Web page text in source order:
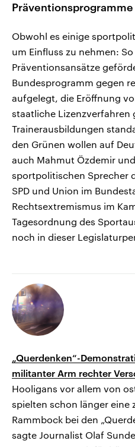
Obwohl es einige
um Einfluss zu nehmen:
Präventionsansätze
Bundesprogramm gegen
aufgelegt, die Eröffnung
staatliche Lizenzverfahren
Trainerausbildungen
den Grünen wollen auf
auch Mahmut Özdemir
sportpolitischen Sprecher
SPD und Union im
Rechtsextremismus im
Tagesordnung des
noch in dieser
„Querdenken“-
militanter Arm rechter
Hooligans vor allem von
spielten schon länger eine
Rammbock bei den
sagte Journalist Olaf